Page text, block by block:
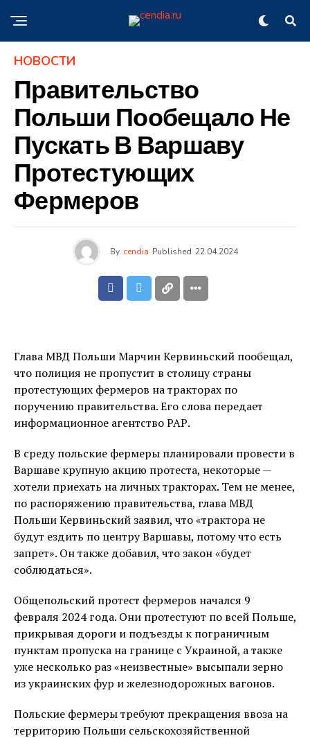
НОВОСТИ
Правительство
Польши Пообещало Не
Пускать В Варшаву
Протестующих
Фермеров
By cendia Published 22.04.2024
Глава МВД Польши Марчин Кервиньский пообещал,
что полиция не пропустит в столицу страны
протестующих фермеров на тракторах по
поручению правительства. Его слова передает
информационное агентство РАР.
В среду польские фермеры планировали провести в
Варшаве крупную акцию протеста, некоторые —
хотели приехать на личных тракторах. Тем не менее,
по распоряжению правительства, глава МВД
Польши Кервиньский заявил, что «трактора не
будут ездить по центру Варшавы, потому что есть
запрет». Он также добавил, что закон «будет
соблюдаться».
Общепольский протест фермеров начался 9
февраля 2024 года. Они протестуют по всей Польше,
прикрывая дороги и подъезды к пограничным
пунктам пропуска на границе с Украиной, а также
уже несколько раз «неизвестные» высыпали зерно
из украинских фур и железнодорожных вагонов.
Польские фермеры требуют прекращения ввоза на
территорию Польши сельскохозяйственной